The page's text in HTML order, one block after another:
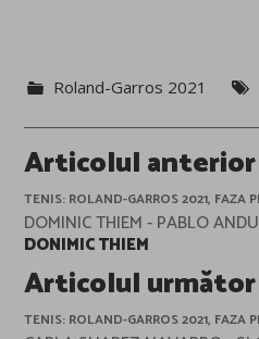
Roland-Garros 2021
Post
navigation
Articolul anterior
TENIS: ROLAND-GARROS 2021, FAZA
DOMINIC THIEM - PABLO
DONIMIC THIEM
Articolul următor
TENIS: ROLAND-GARROS 2021, FAZA